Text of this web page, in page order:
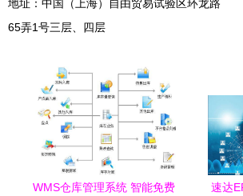
地址：中国（上海）自由贸易试验区环龙路
65弄1号三层、四层
WMS仓库管理系统 智能免费
速达